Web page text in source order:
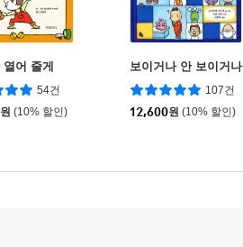
어 줄게
54건
원 (10% 할인)
보이거나 안 보이거나
107건
12,600원 (10% 할인)